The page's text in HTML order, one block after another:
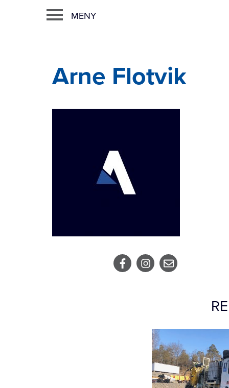
MENY
Arne Flotvik